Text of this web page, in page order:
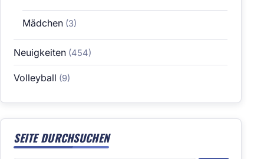
Mädchen(3)
Neuigkeiten (454)
Volleyball (9)
SEITE DURCHSUCHEN